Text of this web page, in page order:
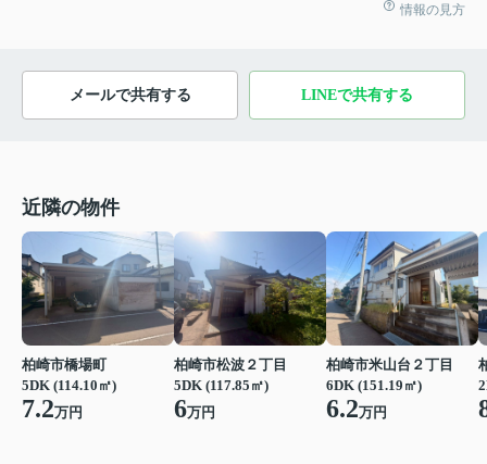
情報の見方
メールで共有する LINEで共有する
近隣の物件
柏崎市橋場町
5DK (114.10㎡)
7.2万円
柏崎市松波２丁目
5DK (117.85㎡)
6万円
柏崎市米山台２丁目
6DK (151.19㎡)
6.2万円